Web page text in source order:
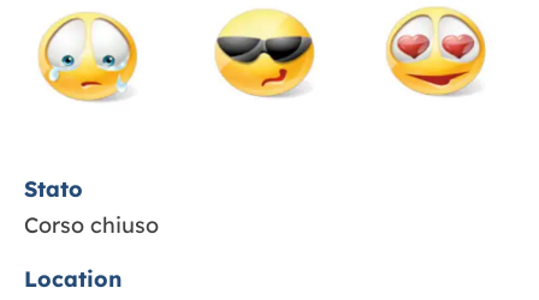
Stato
Corso chiuso
Location